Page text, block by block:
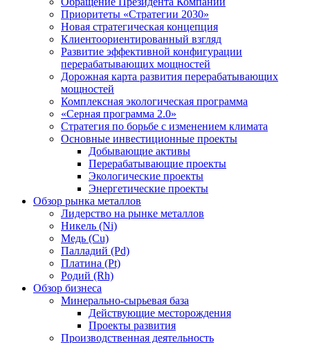
Приоритеты «Стратегии 2030»
Новая стратегическая концепция
Клиентоориентированный взгляд
Развитие эффективной конфигурации
перерабатывающих мощностей
Дорожная карта развития перерабатывающих
мощностей
Комплексная экологическая программа
«Серная программа 2.0»
Стратегия по борьбе с изменением климата
Основные инвестиционные проекты
Добывающие активы
Перерабатывающие проекты
Экологические проекты
Энергетические проекты
Обзор рынка металлов
Лидерство на рынке металлов
Никель (Ni)
Медь (Cu)
Палладий (Pd)
Платина (Pt)
Родий (Rh)
Обзор бизнеса
Минерально-сырьевая база
Действующие месторождения
Проекты развития
Производственная деятельность